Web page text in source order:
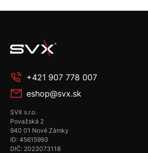
+421 907 778 007
eshop@svx.sk
SVX s.r.o.
Považská 2
940 01 Nové Zámky
ID: 45615993
DIČ: 2023073118